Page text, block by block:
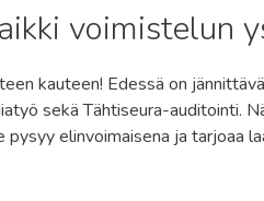
voimistelun
kauteen! Edessä on
sekä Tähtiseura-auditointi.
elinvoimaisena ja tarjoaa